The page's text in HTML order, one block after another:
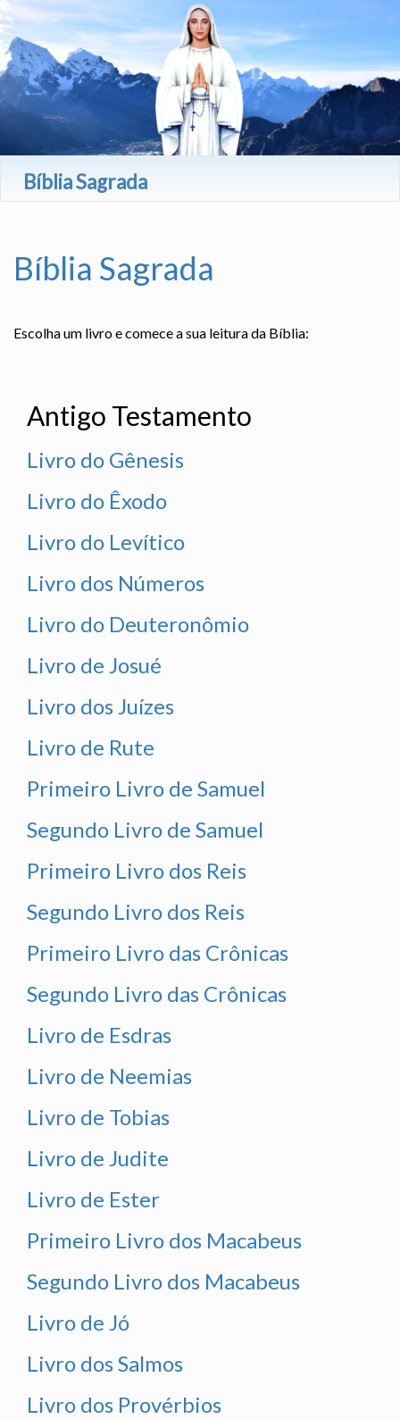
Bíblia Sagrada
Bíblia Sagrada
Escolha um livro e comece a sua leitura da Bíblia:
Antigo Testamento
Livro do Gênesis
Livro do Êxodo
Livro do Levítico
Livro dos Números
Livro do Deuteronômio
Livro de Josué
Livro dos Juízes
Livro de Rute
Primeiro Livro de Samuel
Segundo Livro de Samuel
Primeiro Livro dos Reis
Segundo Livro dos Reis
Primeiro Livro das Crônicas
Segundo Livro das Crônicas
Livro de Esdras
Livro de Neemias
Livro de Tobias
Livro de Judite
Livro de Ester
Primeiro Livro dos Macabeus
Segundo Livro dos Macabeus
Livro de Jó
Livro dos Salmos
Livro dos Provérbios